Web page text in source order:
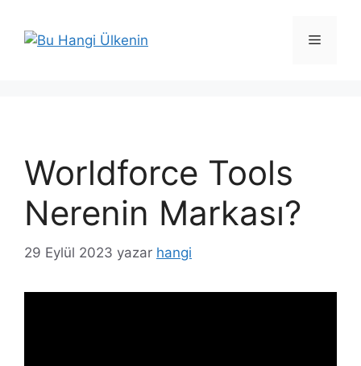
Menü
Worldforce Tools
Nerenin Markası?
29 Eylül 2023 yazar hangi